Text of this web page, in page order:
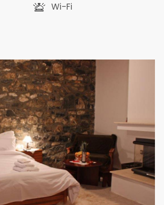
Wi-Fi